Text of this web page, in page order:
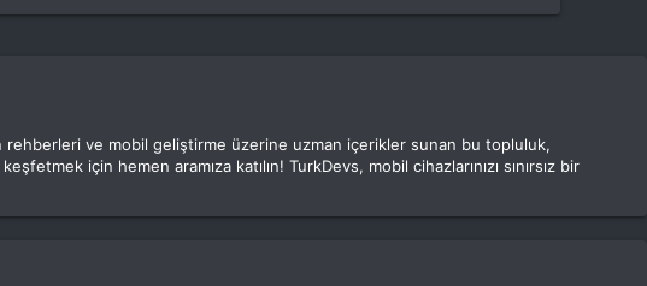
rehberleri ve mobil geliştirme üzerine uzman içerikler sunan bu topluluk,
için hemen aramıza katılın! TurkDevs, mobil cihazlarınızı sınırsız bir